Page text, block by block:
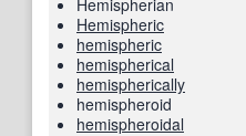
Hemispherian
Hemispheric
hemispheric
hemispherical
hemispherically
hemispheroid
hemispheroidal